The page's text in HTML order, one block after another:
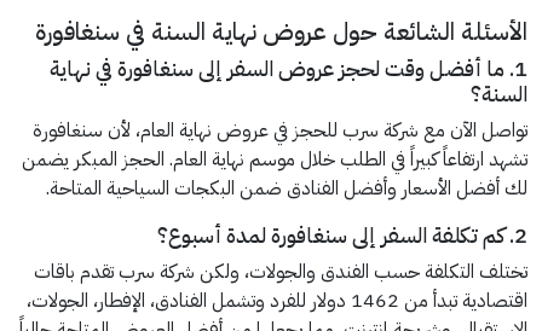
الأسئلة الشائعة حول عروض نهاية السنة في سنغافورة
1. ما أفضل وقت لحجز عروض السفر إلى سنغافورة في نهاية
السنة؟
تواصل الآن مع شركة سرب للحجز في عروض نهاية العام، لأن سنغافورة
تشهد ارتفاعاً كبيراً في الطلب خلال موسم نهاية العام. الحجز المبكر يضمن
لك أفضل الأسعار وأفضل الفنادق ضمن البكجات السياحية المتاحة.
2. كم تكلفة السفر إلى سنغافورة لمدة أسبوع؟
تختلف التكلفة حسب الفندق والجولات، ولكن شركة سرب تقدم باقات
اقتصادية تبدأ من 1462 دولار للفرد وتشمل الفنادق، الإفطار، الجولات،